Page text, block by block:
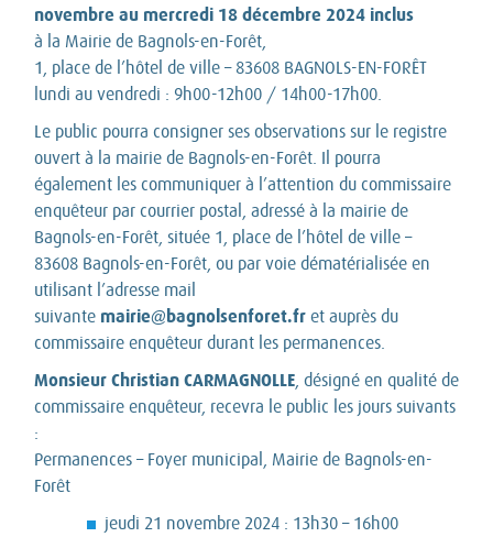
novembre au mercredi 18 décembre 2024 inclus
à la Mairie de Bagnols-en-Forêt,
1, place de l’hôtel de ville – 83608 BAGNOLS-EN-FORÊT
lundi au vendredi : 9h00-12h00 / 14h00-17h00.
Le public pourra consigner ses observations sur le registre
ouvert à la mairie de Bagnols-en-Forêt. Il pourra
également les communiquer à l’attention du commissaire
enquêteur par courrier postal, adressé à la mairie de
Bagnols-en-Forêt, située 1, place de l’hôtel de ville –
83608 Bagnols-en-Forêt, ou par voie dématérialisée en
utilisant l’adresse mail
suivante mairie@bagnolsenforet.fr et auprès du
commissaire enquêteur durant les permanences.
Monsieur Christian CARMAGNOLLE , désigné en qualité de
commissaire enquêteur, recevra le public les jours suivants
:
Permanences – Foyer municipal, Mairie de Bagnols-en-
Forêt
jeudi 21 novembre 2024 : 13h30 – 16h00